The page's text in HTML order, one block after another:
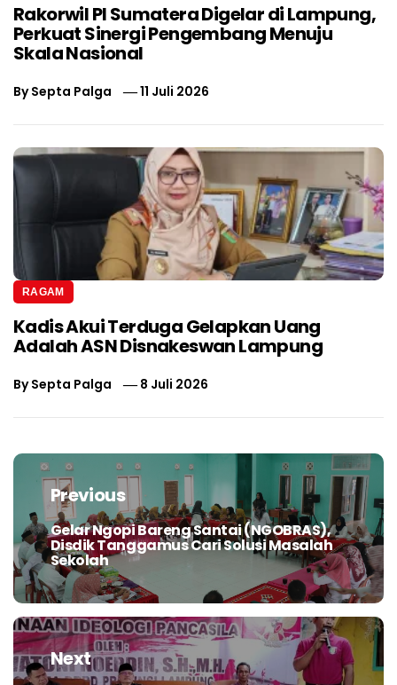
Rakorwil PI Sumatera Digelar di Lampung,
Perkuat Sinergi Pengembang Menuju
Skala Nasional
BySepta Palga 11 Juli 2026
RAGAM
Kadis Akui Terduga Gelapkan Uang
Adalah ASN Disnakeswan Lampung
BySepta Palga 8 Juli 2026
Navigasi
posPrevious
Previous
post:
Gelar Ngopi Bareng Santai (NGOBRAS),
Disdik Tanggamus Cari Solusi Masalah
Sekolah
Next